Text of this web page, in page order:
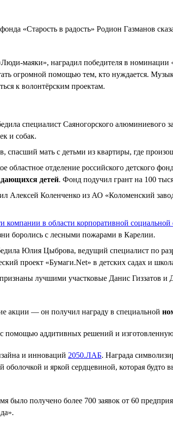
«Старость в радость» Родион Газманов
маяки», наградил победителя в номинации
огромной помощью тем, кто нуждается.
к волонтёрским проектам.
специалист Саяногорского алюминиевого
и собак.
спасший мать с детьми из квартиры, где
отделение российского детского
детей. Фонд подучил грант на 100
Алексей Коленченко из АО «Коломенский
компании в области корпоративной социальной
боролись с лесными пожарами в Карелии.
Юлия Цыброва, ведущий специалист по
проект «Бумаги.Net» в детских садах и
лучшими участковые Данис Гиззатов
акции — он получил награду в специальной
помощью аддитивных решений и
и инноваций 2050.ЛАБ. Награда
и яркой сердцевиной, которая будто
было получено более 700 заявок от 60